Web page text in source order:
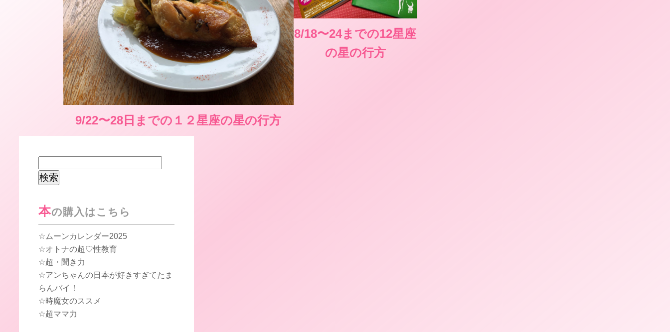
9/22〜28日までの１２星座の星の行方
8/18〜24までの12星座
の星の行方
索:
本の購入はこちら
ムーンカレンダー2025
オトナの超♡性教育
超・聞き力
アンちゃんの日本が好きすぎてたま
らんバイ！
時魔女のススメ
超ママ力